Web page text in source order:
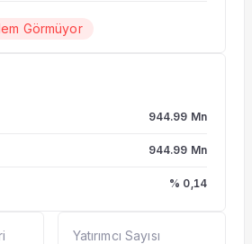
Görmüyor
944.99 Mn
944.99 Mn
% 0,14
Yatırımcı Sayısı